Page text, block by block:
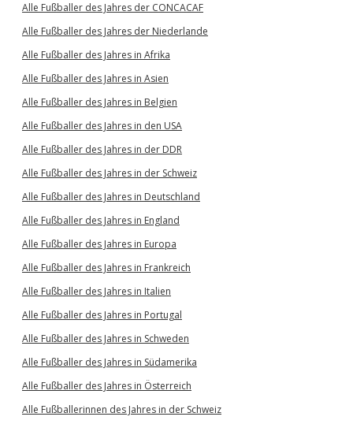
Alle Fußballer des Jahres der CONCACAF
Alle Fußballer des Jahres der Niederlande
Alle Fußballer des Jahres in Afrika
Alle Fußballer des Jahres in Asien
Alle Fußballer des Jahres in Belgien
Alle Fußballer des Jahres in den USA
Alle Fußballer des Jahres in der DDR
Alle Fußballer des Jahres in der Schweiz
Alle Fußballer des Jahres in Deutschland
Alle Fußballer des Jahres in England
Alle Fußballer des Jahres in Europa
Alle Fußballer des Jahres in Frankreich
Alle Fußballer des Jahres in Italien
Alle Fußballer des Jahres in Portugal
Alle Fußballer des Jahres in Schweden
Alle Fußballer des Jahres in Südamerika
Alle Fußballer des Jahres in Österreich
Alle Fußballerinnen des Jahres in der Schweiz